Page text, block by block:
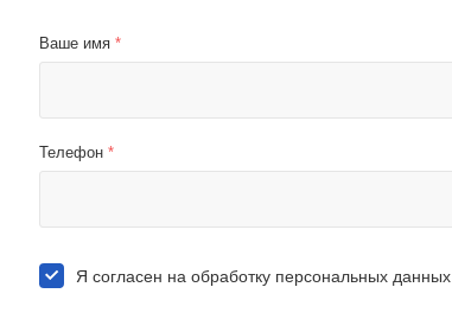
Ваше имя *
Телефон *
Я согласен на обработку персональных данных